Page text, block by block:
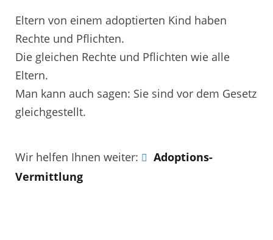
Eltern von einem adoptierten Kind haben
Rechte und Pflichten.
Die gleichen Rechte und Pflichten wie alle
Eltern.
Man kann auch sagen: Sie sind vor dem Gesetz
gleichgestellt.
Wir helfen Ihnen weiter:
Adoptions-
Vermittlung